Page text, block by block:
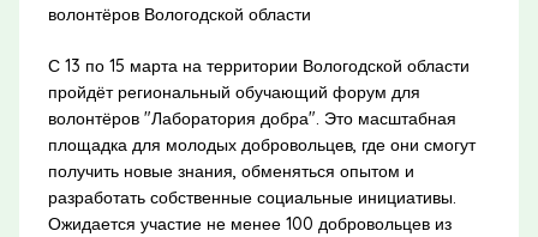
волонтёров Вологодской области
С 13 по 15 марта на территории Вологодской области
пройдёт региональный обучающий форум для
волонтёров "Лаборатория добра". Это масштабная
площадка для молодых добровольцев, где они смогут
получить новые знания, обменяться опытом и
разработать собственные социальные инициативы.
Ожидается участие не менее 100 добровольцев из